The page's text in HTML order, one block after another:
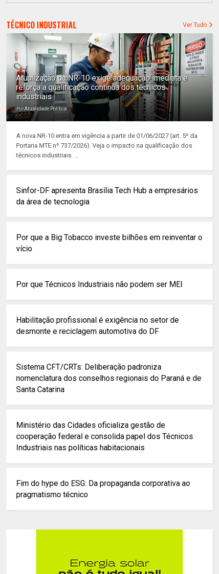
TÉCNICO INDUSTRIAL Ver Tudo
Atualização da NR-10 exige adequação imediata e
reforça a qualificação contínua dos técnicos
industriais
PorAtualidade Política
A nova NR-10 entra em vigência a partir de 01/06/2027 (art. 5º da
Portaria MTE nº 737/2026). Veja o impacto na qualificação dos
técnicos industriais. ...
Sinfor-DF apresenta Brasília Tech Hub a empresários
da área de tecnologia
Por que a Big Tobacco investe bilhões em reinventar o
vício
Por que Técnicos Industriais não podem ser MEI
Habilitação profissional é exigência no setor de
desmonte e reciclagem automotiva do DF
Sistema CFT/CRTs: Deliberação padroniza
nomenclatura dos conselhos regionais do Paraná e de
Santa Catarina
Ministério das Cidades oficializa gestão de
cooperação federal e consolida papel dos Técnicos
Industriais nas políticas habitacionais
Fim do hype do ESG: Da propaganda corporativa ao
pragmatismo técnico